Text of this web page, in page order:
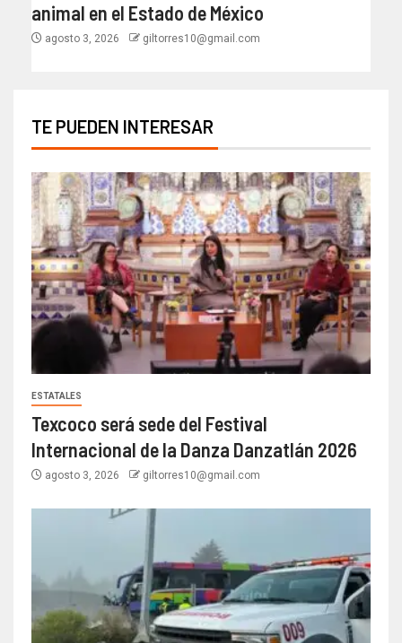
animal en el Estado de México
agosto 3, 2026 giltorres10@gmail.com
TE PUEDEN INTERESAR
ESTATALES
Texcoco será sede del Festival
Internacional de la Danza Danzatlán 2026
agosto 3, 2026 giltorres10@gmail.com